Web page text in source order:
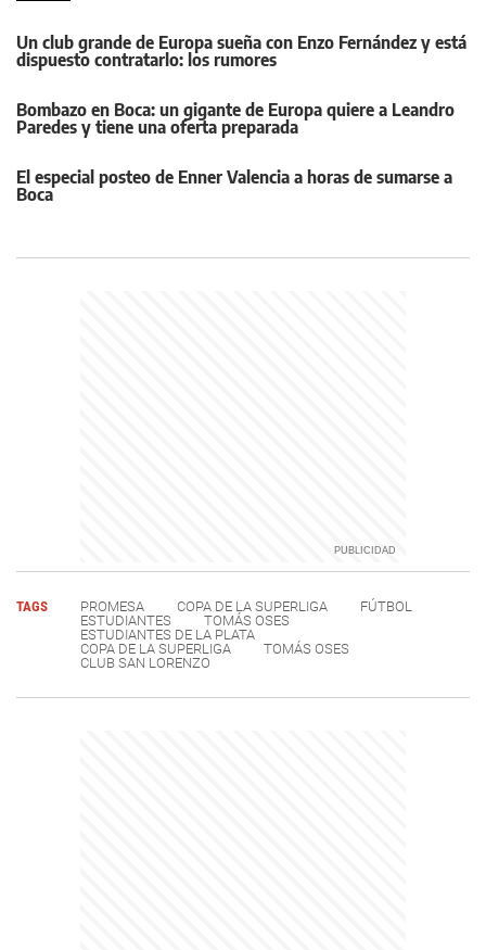
Un club grande de Europa sueña con Enzo Fernández y está
dispuesto contratarlo: los rumores
Bombazo en Boca: un gigante de Europa quiere a Leandro
Paredes y tiene una oferta preparada
El especial posteo de Enner Valencia a horas de sumarse a
Boca
TAGS PROMESA COPA DE LA SUPERLIGA
FÚTBOL
ESTUDIANTES
TOMÁS OSES
ESTUDIANTES DE LA PLATA
COPA DE LA SUPERLIGA
TOMÁS OSES
CLUB SAN LORENZO